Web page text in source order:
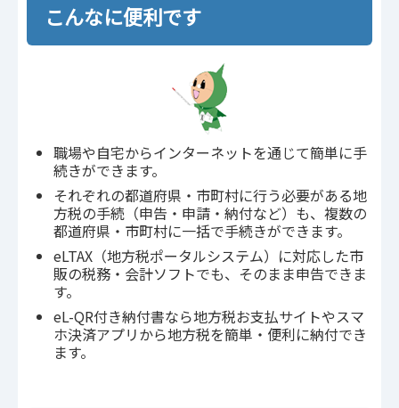
こんなに便利です
職場や自宅からインターネットを通じて簡単に手
続きができます。
それぞれの都道府県・市町村に行う必要がある地
方税の手続（申告・申請・納付など）も、複数の
都道府県・市町村に一括で手続きができます。
eLTAX（地方税ポータルシステム）に対応した市
販の税務・会計ソフトでも、そのまま申告できま
す。
eL-QR付き納付書なら地方税お支払サイトやスマ
ホ決済アプリから地方税を簡単・便利に納付でき
ます。